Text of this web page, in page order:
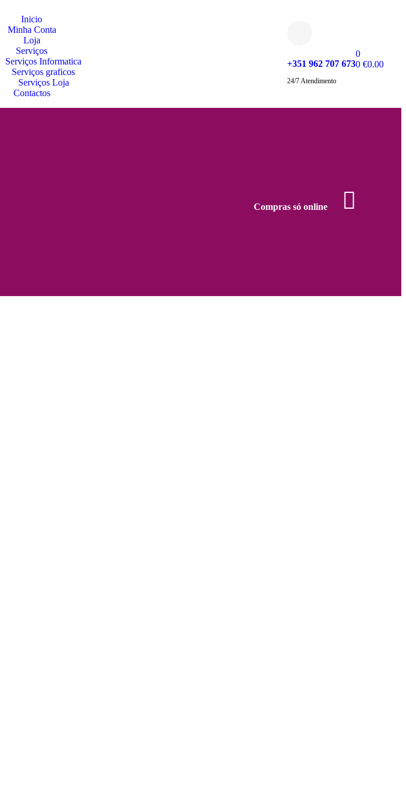
Inicio
Minha Conta
Loja
Serviços
Serviços Informatica
Serviços graficos
Serviços Loja
Contactos
+351 962 707 673
24/7 Atendimento
0
0 €0.00
Compras só online